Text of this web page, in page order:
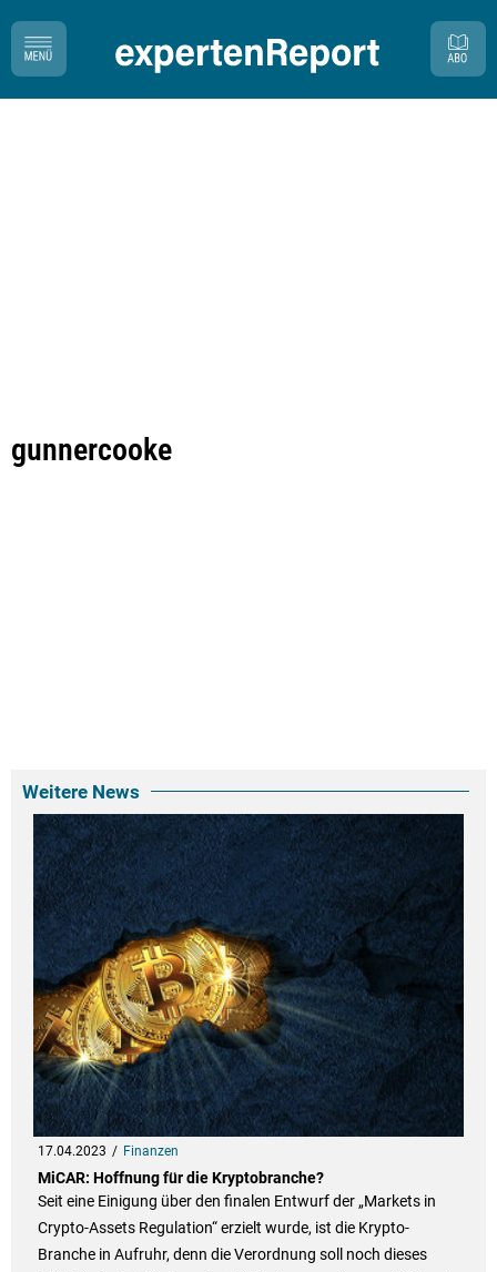
gunnercooke
Weitere News
17.04.2023 Finanzen
MiCAR: Hoffnung für die Kryptobranche?
Seit eine Einigung über den finalen Entwurf der „Markets in
Crypto-Assets Regulation“ erzielt wurde, ist die Krypto-
Branche in Aufruhr, denn die Verordnung soll noch dieses